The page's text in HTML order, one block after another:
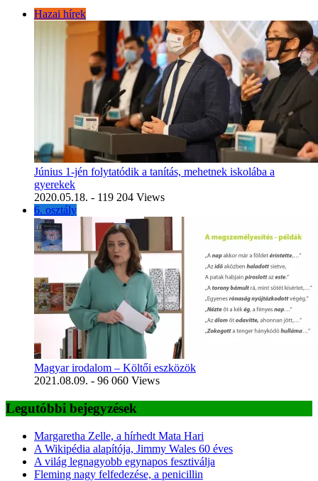
Hazai hírek
Június 1-jén folytatódik a tanítás, mehetnek iskolába a
gyerekek
2020.05.18. - 119 204 Views
6. osztály
Magyar irodalom – Költői eszközök
2021.08.09. - 96 060 Views
Legutóbbi bejegyzések
Margaretha Zelle, a hírhedt Mata Hari
A Wikipédia alapítója, Jimmy Wales 60 éves
A világ legnagyobb egynapos fesztiválja
Fleming nagy felfedezése, a penicillin